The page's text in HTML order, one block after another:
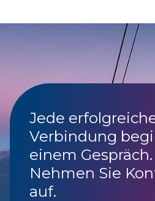
Jede
Verbindung
einem Gespräch.
Nehmen Sie
auf.